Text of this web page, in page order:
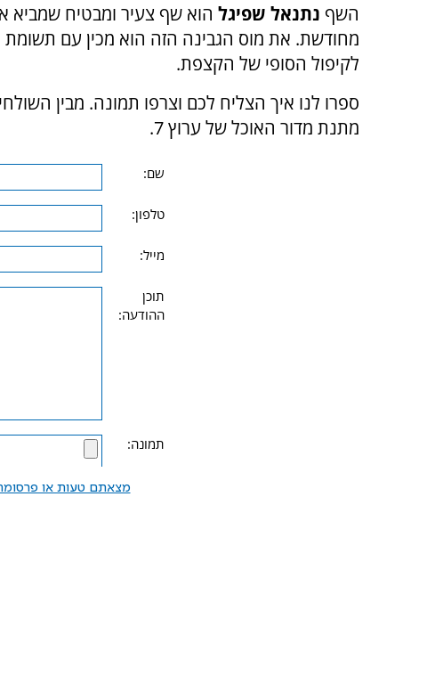
השף נתנאל שפיגל הוא שף צעיר ומבטיח שמביא
מחודשת. את מוס הגבינה הזה הוא מכין עם
לקיפול הסופי של הקצפת.
ספרו לנו איך הצליח לכם וצרפו תמונה. מבין
מתנת מדור האוכל של ערוץ 7.
שם:
טלפון:
מייל:
תוכן
ההודעה:
תמונה:
שלח
מצאתם טעות או פרסומת